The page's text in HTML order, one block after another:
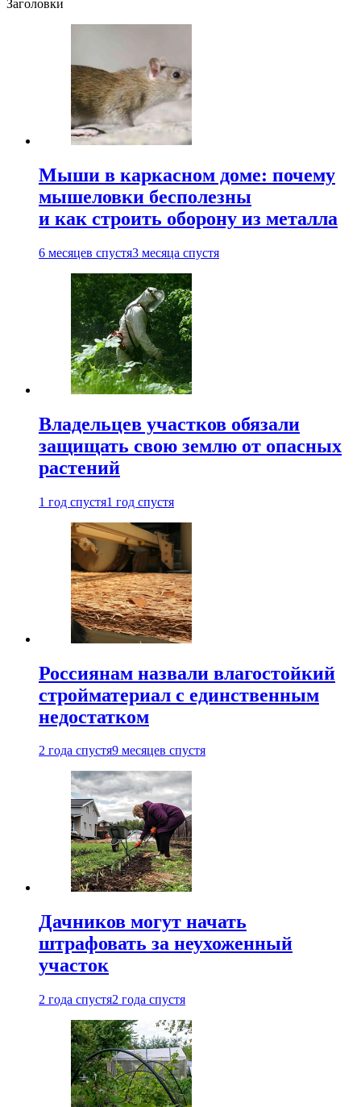
Заголовки
Мыши в каркасном доме: почему
мышеловки бесполезны
и как строить оборону из металла
6 месяцев спустя3 месяца спустя
Владельцев участков обязали
защищать свою землю от опасных
растений
1 год спустя1 год спустя
Россиянам назвали влагостойкий
стройматериал с единственным
недостатком
2 года спустя9 месяцев спустя
Дачников могут начать
штрафовать за неухоженный
участок
2 года спустя2 года спустя